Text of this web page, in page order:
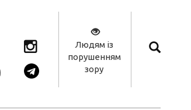
Людям із
порушенням
зору